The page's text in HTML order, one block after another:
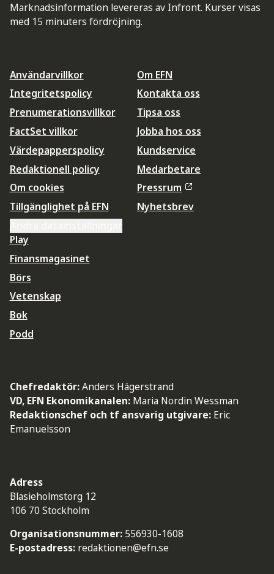
Marknadsinformation levereras av Infront. Kurser visas
med 15 minuters fördröjning.
Användarvillkor
Integritetspolicy
Prenumerationsvillkor
FactSet villkor
Värdepapperspolicy
Redaktionell policy
Om cookies
Tillgänglighet på EFN
Om EFN
Kontakta oss
Tipsa oss
Jobba hos oss
Kundservice
Medarbetare
Pressrum
Nyhetsbrev
Play
Finansmagasinet
Börs
Vetenskap
Bok
Podd
Chefredaktör:Anders Hägerstrand
VD, EFN Ekonomikanalen: Maria Nordin Wessman
Redaktionschef och tf ansvarig utgivare: Eric
Emanuelsson
Adress
Blasieholmstorg 12
106 70 Stockholm
Organisationsnummer: 556930-1608
E-postadress: redaktionen@efn.se